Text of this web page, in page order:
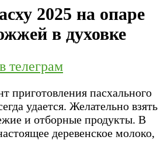
2025 на опаре
в духовке
телеграм
приготовления пасхального
удается. Желательно взять
и отборные продукты. В
деревенское молоко,